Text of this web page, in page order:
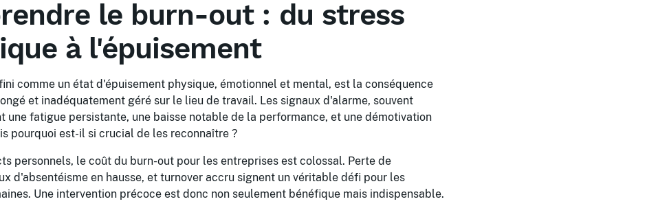
le burn-out : du stress
à l'épuisement
comme un état d'épuisement physique, émotionnel et mental, est la conséquence
et inadéquatement géré sur le lieu de travail. Les signaux d'alarme, souvent
une fatigue persistante, une baisse notable de la performance, et une démotivation
pourquoi est-il si crucial de les reconnaître ?
personnels, le coût du burn-out pour les entreprises est colossal. Perte de
d'absentéisme en hausse, et turnover accru signent un véritable défi pour les
Une intervention précoce est donc non seulement bénéfique mais indispensable.